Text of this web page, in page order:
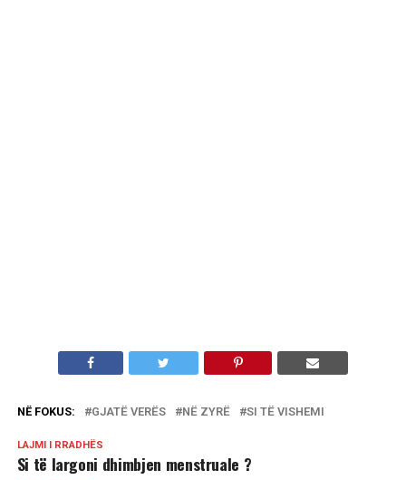
NË FOKUS: GJATË VERËS NË ZYRË SI TË VISHEMI
LAJMI I RRADHËS
Si të largoni dhimbjen menstruale ?